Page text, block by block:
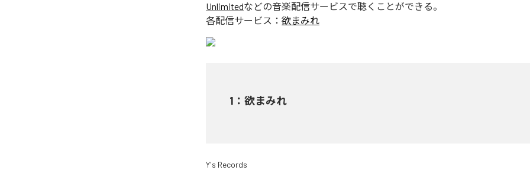
Unlimitedなどの音楽配信サービスで聴くことができる。
各配信サービス： 欲まみれ
1 ： 欲まみれ
Y's Records